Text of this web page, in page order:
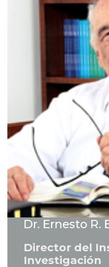
Dr. Ernesto R.
Director del
Investigación